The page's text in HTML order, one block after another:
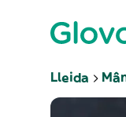
Lleida